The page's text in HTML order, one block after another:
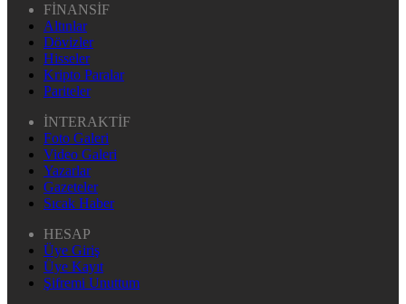
FİNANSİF
Altınlar
Dövizler
Hisseler
Kripto Paralar
Pariteler
İNTERAKTİF
Foto Galeri
Video Galeri
Yazarlar
Gazeteler
Sıcak Haber
HESAP
Üye Giriş
Üye Kayıt
Şifremi Unuttum